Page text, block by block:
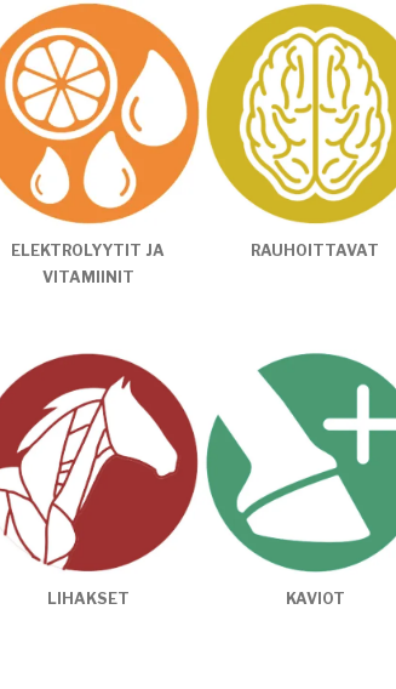
ELEKTROLYYTIT JA
VITAMIINIT
RAUHOITTAVAT
LIHAKSET KAVIOT